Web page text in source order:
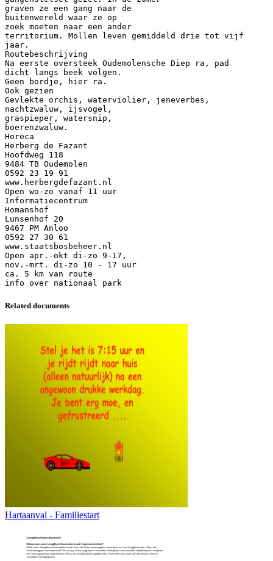
graven ze een gang naar de
buitenwereld waar ze op
zoek moeten naar een ander
territorium. Mollen leven gemiddeld drie tot vijf
jaar.
Routebeschrijving
Na eerste oversteek Oudemolensche Diep ra, pad
dicht langs beek volgen.
Geen bordje, hier ra.
Ook gezien
Gevlekte orchis, waterviolier, jeneverbes,
nachtzwaluw, ijsvogel,
graspieper, watersnip,
boerenzwaluw.
Horeca
Herberg de Fazant
Hoofdweg 118
9484 TB Oudemolen
0592 23 19 91
www.herbergdefazant.nl
Open wo-zo vanaf 11 uur
Informatiecentrum
Homanshof
Lunsenhof 20
9467 PM Anloo
0592 27 30 61
www.staatsbosbeheer.nl
Open apr.-okt di-zo 9-17,
nov.-mrt. di-zo 10 - 17 uur
ca. 5 km van route
Related documents
Hartaanval - Familiestart